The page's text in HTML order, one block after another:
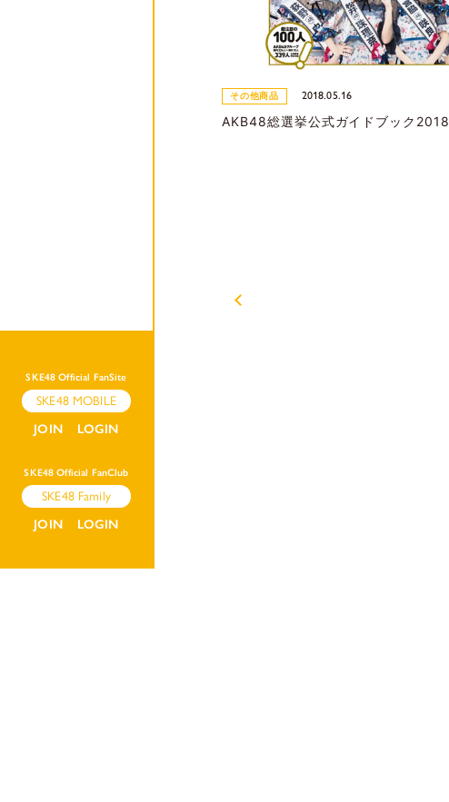
SKE48 Official FanSite
SKE48 MOBILE
JOIN
LOGIN
SKE48 Official FanClub
SKE48 Family
JOIN
LOGIN
その他商品 2018.05.16
AKB48総選挙公式ガイドブック2018